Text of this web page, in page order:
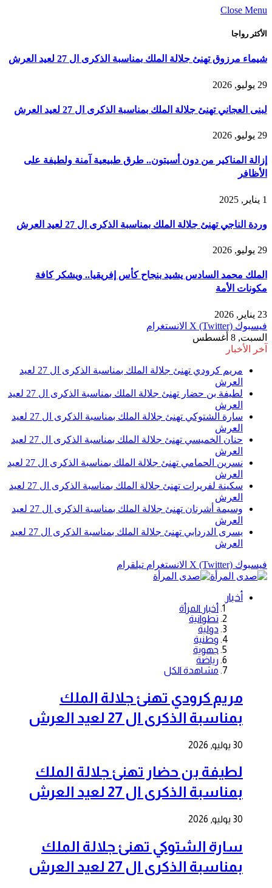
Close Menu
الأكثر رواجا
شيماء مرزوق تهنئ جلالة الملك بمناسبة الذكرى ال 27 لعيد العرش
29 يوليو, 2026
لبنى العجاني تهنئ جلالة الملك بمناسبة الذكرى ال 27 لعيد العرش
29 يوليو, 2026
إزالة المناكير من دون أسيتون.. طرق طبيعية آمنة ولطيفة على
الأظافر
1 يناير, 2025
وردة الناجي تهنئ جلالة الملك بمناسبة الذكرى ال 27 لعيد العرش
29 يوليو, 2026
الملك محمد السادس يشيد بنجاح كأس إفريقيا.. ويشكر كافة
مكونات الأمة
23 يناير, 2026
فيسبوك X (Twitter) الانستغرام
السبت, 8 أغسطس
آخر الأخبار
مريم كرودي تهنئ جلالة الملك بمناسبة الذكرى ال 27 لعيد
العرش
لطيفة بن حضار تهنئ جلالة الملك بمناسبة الذكرى ال 27 لعيد
العرش
سارة الشتوكي تهنئ جلالة الملك بمناسبة الذكرى ال 27 لعيد
العرش
حنان الخميسي تهنئ جلالة الملك بمناسبة الذكرى ال 27 لعيد
العرش
نسرين الحمامي تهنئ جلالة الملك بمناسبة الذكرى ال 27 لعيد
العرش
سكينة لفريرات تهنئ جلالة الملك بمناسبة الذكرى ال 27 لعيد
العرش
وسيمة أشرنان تهنئ جلالة الملك بمناسبة الذكرى ال 27 لعيد
العرش
يسرى الدردابي تهنئ جلالة الملك بمناسبة الذكرى ال 27 لعيد
العرش
فيسبوك X (Twitter) الانستغرام تيلقرام
أخبار
أخبار المرأة
تطوانية
دولية
وطنية
جهوية
رياضة
مشاهدة الكل
مريم كرودي تهنئ جلالة الملك
بمناسبة الذكرى ال 27 لعيد العرش
30 يوليو, 2026
لطيفة بن حضار تهنئ جلالة الملك
بمناسبة الذكرى ال 27 لعيد العرش
30 يوليو, 2026
سارة الشتوكي تهنئ جلالة الملك
بمناسبة الذكرى ال 27 لعيد العرش